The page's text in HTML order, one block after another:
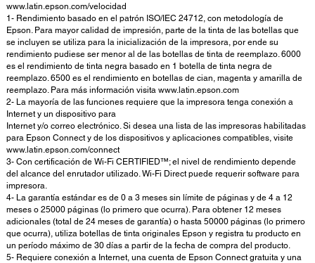
www.latin.epson.com/velocidad
1- Rendimiento basado en el patrón ISO/IEC 24712, con metodología de
Epson. Para mayor calidad de impresión, parte de la tinta de las botellas que
se incluyen se utiliza para la inicialización de la impresora, por ende su
rendimiento pudiese ser menor al de las botellas de tinta de reemplazo. 6000
es el rendimiento de tinta negra basado en 1 botella de tinta negra de
reemplazo. 6500 es el rendimiento en botellas de cian, magenta y amarilla de
reemplazo. Para más información visita www.latin.epson.com
2- La mayoría de las funciones requiere que la impresora tenga conexión a
Internet y un dispositivo para
Internet y/o correo electrónico. Si desea una lista de las impresoras habilitadas
para Epson Connect y de los dispositivos y aplicaciones compatibles, visite
www.latin.epson.com/connect
3- Con certificación de Wi-Fi CERTIFIED™; el nivel de rendimiento depende
del alcance del enrutador utilizado. Wi-Fi Direct puede requerir software para
impresora.
4- La garantía estándar es de 0 a 3 meses sin límite de páginas y de 4 a 12
meses o 25000 páginas (lo primero que ocurra). Para obtener 12 meses
adicionales (total de 24 meses de garantía) o hasta 50000 páginas (lo primero
que ocurra), utiliza botellas de tinta originales Epson y registra tu producto en
un período máximo de 30 días a partir de la fecha de compra del producto.
5- Requiere conexión a Internet, una cuenta de Epson Connect gratuita y una